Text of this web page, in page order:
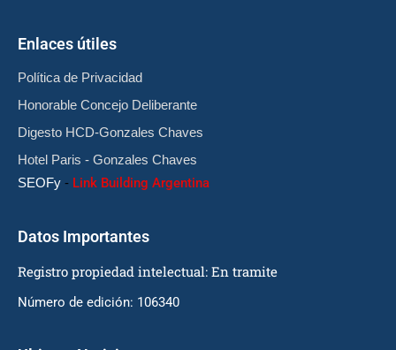
Enlaces útiles
Política de Privacidad
Honorable Concejo Deliberante
Digesto HCD-Gonzales Chaves
Hotel Paris - Gonzales Chaves
SEOFy - Link Building Argentina
Datos Importantes
Registro propiedad intelectual: En tramite
Número de edición: 106340